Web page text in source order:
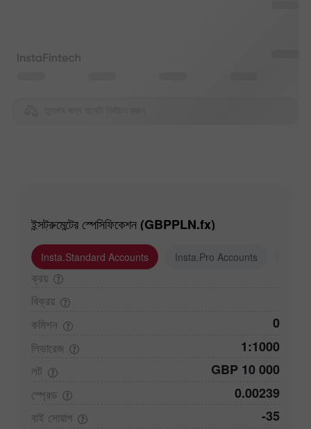
ইন্সট্রুমেন্টের স্পেসিফিকেশন (GBPPLN.fx)
Insta.Standard Accounts Insta.Pro Accounts
ক্রয়
বিক্রয়
কমিশন
0
লিভারেজ 1:1000
লট GBP 10 000
স্প্রেড 0.00239
বাই সোয়াপ -35